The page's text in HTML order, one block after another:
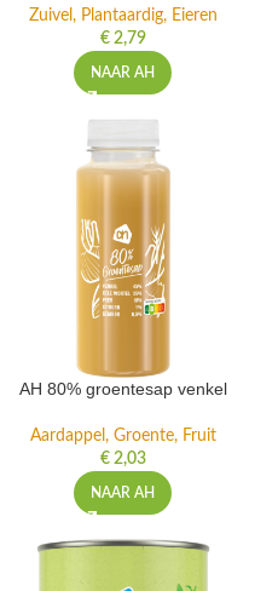
Zuivel, Plantaardig, Eieren
€2,79
NAAR AH
AH 80% groentesap venkel
Aardappel, Groente, Fruit
€2,03
NAAR AH